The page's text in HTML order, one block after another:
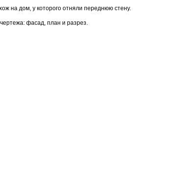
на дом, у которого отняли пе­реднюю стену.
фасад, план и разрез.